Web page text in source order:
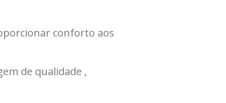
conforto aos
de qualidade ,